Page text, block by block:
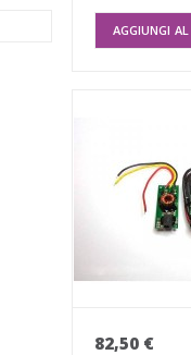
AGGIUNGI AL
82,50 €